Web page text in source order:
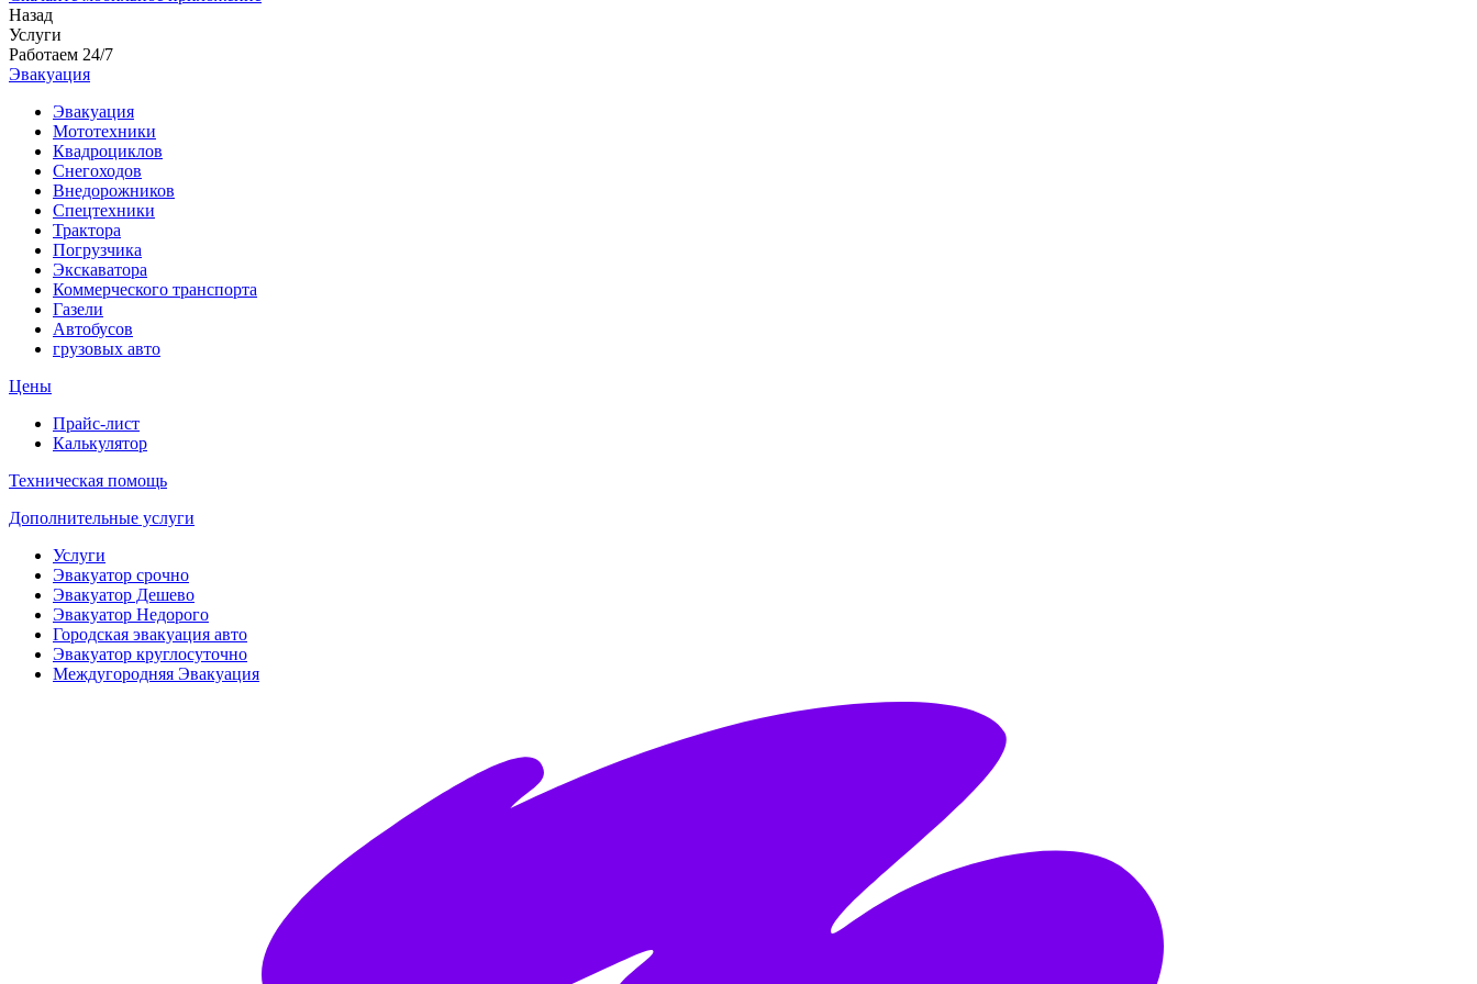
Назад
Услуги
Работаем 24/7
Эвакуация
Эвакуация
Мототехники
Квадроциклов
Снегоходов
Внедорожников
Спецтехники
Трактора
Погрузчика
Экскаватора
Коммерческого транспорта
Газели
Автобусов
грузовых авто
Цены
Прайс-лист
Калькулятор
Техническая помощь
Дополнительные услуги
Услуги
Эвакуатор срочно
Эвакуатор Дешево
Эвакуатор Недорого
Городская эвакуация авто
Эвакуатор круглосуточно
Междугородняя Эвакуация